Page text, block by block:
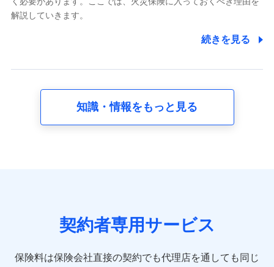
採用選考および入社手続を実施するため
8.取引先個人情報
取引先としての選定業務、営業情報の提供業務、契約締結手
10.受託業務の 個人情報
解説していきます。
続きを見る
知識・情報をもっと見る
契約者専用サービス
保険料は保険会社直接の契約でも代理店を通しても同じ